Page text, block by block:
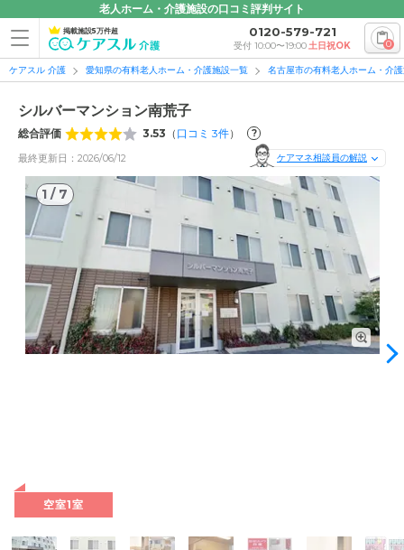
老人ホーム・介護施設の口コミ評判サイト
掲載施設5万件超 0120-579-721
受付 10:00〜19:00土日祝OK 0
ケアスル 介護 愛知県の有料老人ホーム・介護施設一覧 名古屋市の有料老人ホーム・介
シルバーマンション南荒子
総合評価 3.53 （ 口コミ 3件） ?
最終更新日：2026/06/12 ケアマネ相談員の解説
1 / 7
1/
空室1室